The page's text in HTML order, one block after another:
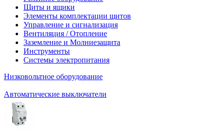
Щиты и ящики
Элементы комплектации щитов
Управление и сигнализация
Вентиляция / Отопление
Заземление и Молниезащита
Инструменты
Системы электропитания
Низковольтное оборудование
Автоматические выключатели